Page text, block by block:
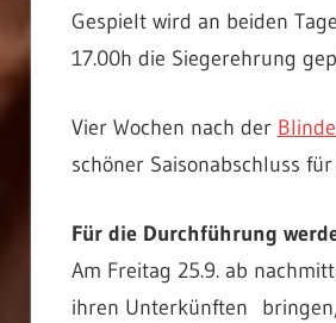
Gespielt wird an beiden
17.00h die Siegerehrung
Vier Wochen nach der
schöner Saisonabschluss
Für die Durchführung
Am Freitag 25.9. ab
ihren Unterkünften